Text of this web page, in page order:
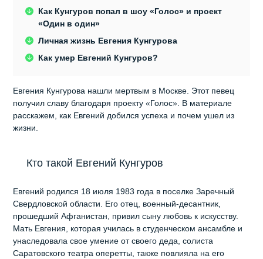
Как Кунгуров попал в шоу «Голос» и проект
«Один в один»
Личная жизнь Евгения Кунгурова
Как умер Евгений Кунгуров?
Евгения Кунгурова нашли мертвым в Москве. Этот певец
получил славу благодаря проекту «Голос». В материале
расскажем, как Евгений добился успеха и почем ушел из
жизни.
Кто такой Евгений Кунгуров
Евгений родился 18 июля 1983 года в поселке Заречный
Свердловской области. Его отец, военный-десантник,
прошедший Афганистан, привил сыну любовь к искусству.
Мать Евгения, которая училась в студенческом ансамбле и
унаследовала свое умение от своего деда, солиста
Саратовского театра оперетты, также повлияла на его